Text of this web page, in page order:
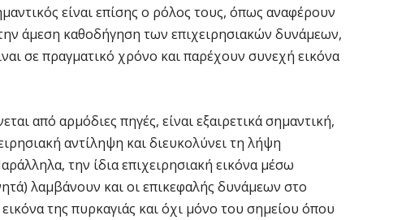
είναι επίσης ο ρόλος τους, όπως αναφέρουν
άμεση καθοδήγηση των επιχειρησιακών δυνάμεων,
σε πραγματικό χρόνο και παρέχουν συνεχή εικόνα
από αρμόδιες πηγές, είναι εξαιρετικά σημαντική,
αντίληψη και διευκολύνει τη λήψη
την ίδια επιχειρησιακή εικόνα μέσω
λαμβάνουν και οι επικεφαλής δυνάμεων στο
της πυρκαγιάς και όχι μόνο του σημείου όπου